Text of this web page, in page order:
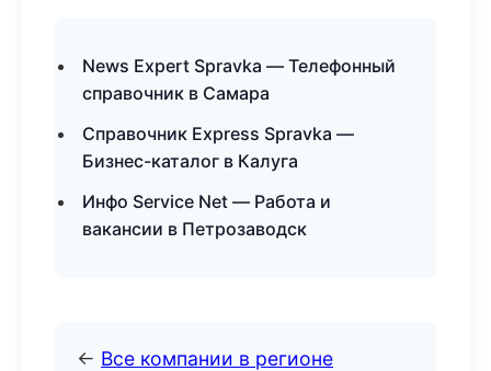
News Expert Spravka — Телефонный
справочник в Самара
Справочник Express Spravka —
Бизнес-каталог в Калуга
Инфо Service Net — Работа и
вакансии в Петрозаводск
← Все компании в регионе